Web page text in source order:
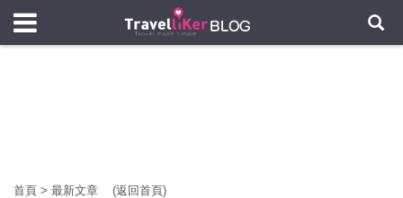
首頁 > 最新文章 (返回首頁)